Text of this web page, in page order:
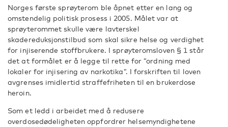
Norges første sprøyterom ble åpnet etter en lang og
omstendelig politisk prosess i 2005. Målet var at
sprøyterommet skulle være lavterskel
skadereduksjonstilbud som skal sikre helse og verdighet
for injiserende stoffbrukere. I sprøyteromsloven § 1 står
det at formålet er å legge til rette for ”ordning med
lokaler for injisering av narkotika”. I forskriften til loven
avgrenses imidlertid straffefriheten til en brukerdose
heroin.
Som et ledd i arbeidet med å redusere
overdosedødeligheten oppfordrer helsemyndighetene